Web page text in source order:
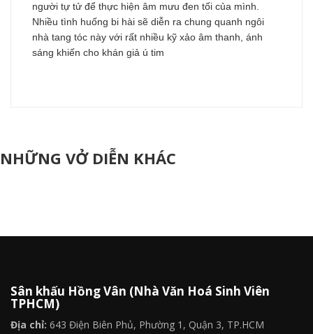
người tự tử để thực hiện âm mưu đen tối của mình.
Nhiều tình huống bi hài sẽ diễn ra chung quanh ngôi
nhà tang tóc này với rất nhiều kỹ xảo âm thanh, ánh
sáng khiến cho khán giả ú tim
NHỮNG VỞ DIỄN KHÁC
Sân khấu Hồng Vân (Nhà Văn Hoá Sinh Viên
TPHCM)
Địa chỉ: 643 Điện Biên Phủ, Phường 1, Quận 3, TP.HCM